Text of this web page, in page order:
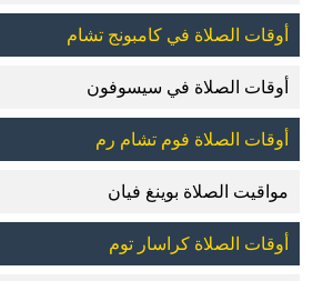
أوقات الصلاة في كامبونج تشام
أوقات الصلاة في سيسوفون
أوقات الصلاة فوم تشام رم
مواقيت الصلاة بوينغ فيان
أوقات الصلاة كراسار توم